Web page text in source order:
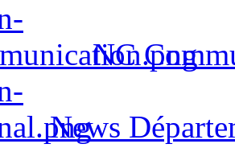
NC
News